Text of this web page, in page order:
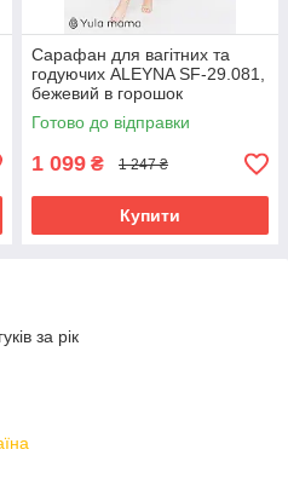
Сарафан для вагітних та
годуючих ALEYNA SF-29.081,
бежевий в горошок
Готово до відправки
1 099 ₴ 1 247 ₴
Купити
за рік